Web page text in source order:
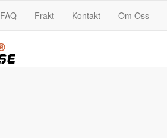
FAQ Frakt Kontakt Om Oss